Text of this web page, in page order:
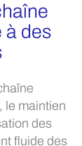
à des
le maintien
des
fluide des